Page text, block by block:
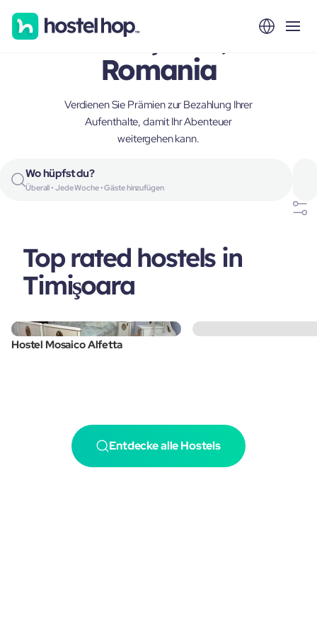
Timişoara,
Romania
Verdienen Sie Prämien zur Bezahlung Ihrer
Aufenthalte, damit Ihr Abenteuer
weitergehen kann.
Wo hüpfst du?
Überall • Jede Woche • Gäste hinzufügen
Top rated hostels in
Timişoara
Hostel Mosaico Alfetta
Entdecke alle Hostels